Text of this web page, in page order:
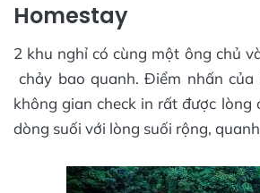
Homestay
2 khu nghỉ có cùng một ông chủ
chảy bao quanh. Điểm nhấn
không gian check in rất được lòng
dòng suối với lòng suối rộng,